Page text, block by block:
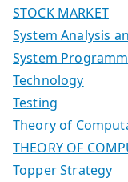
STOCK MARKET
System Analysis
System
Technology
Testing
Theory of
THEORY OF
Topper Strategy